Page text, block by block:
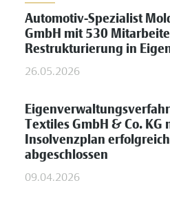
Automotiv-Spezialist
GmbH mit 530
Restrukturierung in
26.05.2026
Textiles GmbH & Co. KG
Insolvenzplan erfolgreich
abgeschlossen
09.04.2026